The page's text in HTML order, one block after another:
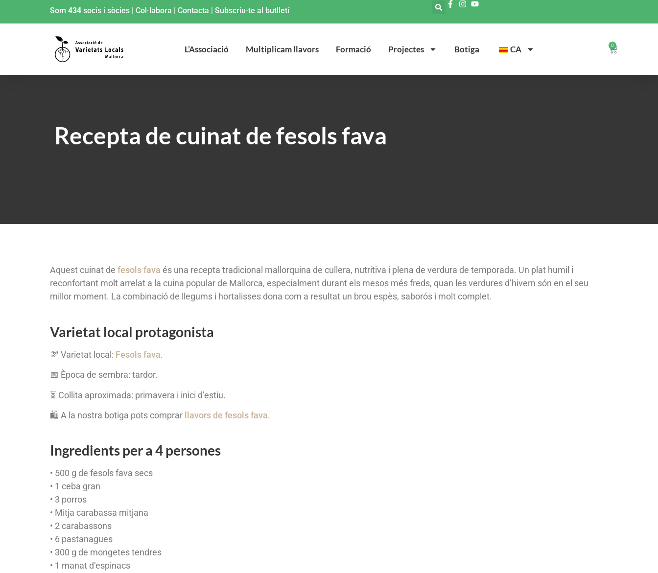
Som 434 socis i sòcies | Col·labora | Contacta | Subscriu-te al butlletí
L’Associació Multiplicam llavors Formació Projectes Botiga CA 0
Recepta de cuinat de fesols fava
Aquest cuinat de fesols fava és una recepta tradicional mallorquina de cullera, nutritiva i plena de verdura de temporada. Un plat humil i
reconfortant molt arrelat a la cuina popular de Mallorca, especialment durant els mesos més freds, quan les verdures d’hivern són en el seu
millor moment. La combinació de llegums i hortalisses dona com a resultat un brou espès, saborós i molt complet.
Varietat local protagonista
🫘 Varietat local: Fesols fava.
📅 Època de sembra: tardor.
⏳ Collita aproximada: primavera i inici d’estiu.
🛍️ A la nostra botiga pots comprar
llavors de fesols fava.
Ingredients per a 4 persones
• 500 g de fesols fava secs
• 1 ceba gran
• 3 porros
• Mitja carabassa mitjana
• 2 carabassons
• 6 pastanagues
• 300 g de mongetes tendres
• 1 manat d’espinacs